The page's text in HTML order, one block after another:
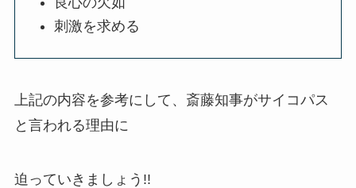
刺激を求める
上記の内容を参考にして、斎藤知事がサイコパス
と言われる理由に
迫っていきましょう!!